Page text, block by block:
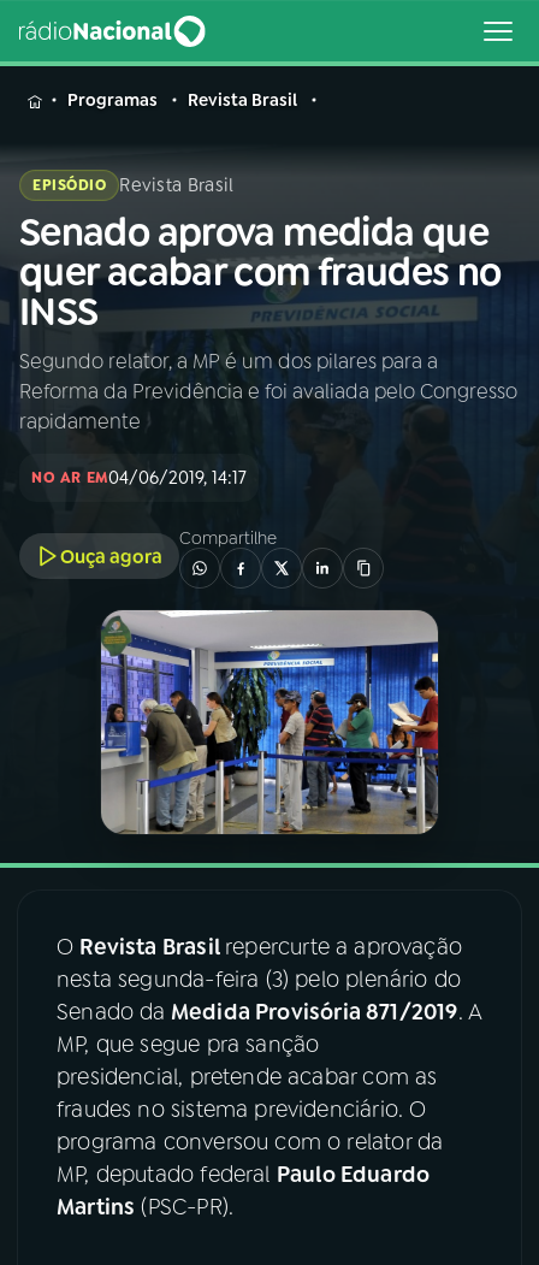
MENU
Buscar
na
Rádio
Nacional
Buscar
AO VIVO
PROGRAMAS
PODCASTS
VIDEOCASTS
08 FESTIVAL DE MÚSICA
ACOMPANHE A RÁDIO NACIONAL
YouTube Facebook
Instagram X
Programas Revista Brasil
EPISÓDIO Revista Brasil
Senado aprova medida que
quer acabar com fraudes no
INSS
Segundo relator, a MP é um dos pilares para a
Reforma da Previdência e foi avaliada pelo Congresso
rapidamente
NO AR EM04/06/2019, 14:17
Ouça agora
Compartilhe
O Revista Brasil repercurte a aprovação
nesta segunda-feira (3) pelo plenário do
Senado da Medida Provisória 871/2019. A
MP, que segue pra sanção
presidencial, pretende acabar com as
fraudes no sistema previdenciário. O
programa conversou com o relator da
MP, deputado federal Paulo Eduardo
Martins (PSC-PR).